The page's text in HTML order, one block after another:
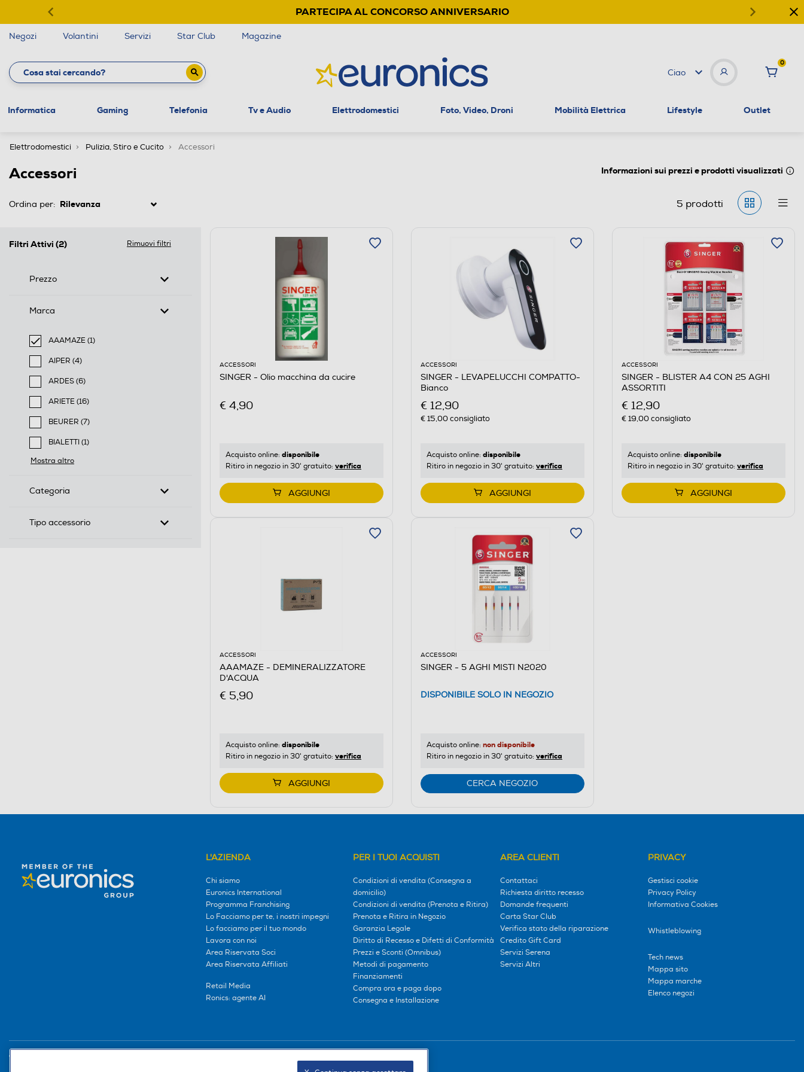
PARTECIPA AL CONCORSO ANNIVERSARIO
Negozi Volantini Servizi Star Club Magazine
Ciao
0
Informatica Gaming Telefonia Tv e Audio Elettrodomestici Foto, Video, Droni Mobilità Elettrica Lifestyle Outlet
Elettrodomestici Pulizia, Stiro e Cucito Accessori
Accessori Informazioni sui prezzi e prodotti visualizzati
Ordina per: 5 prodotti
Filtri Attivi (2) Rimuovi filtri
Prezzo
Marca
AAAMAZE (1)
selected Filtro applicato per Marca: AAAMAZE
AIPER (4)
Filtra per Marca: AIPER
ARDES (6)
Filtra per Marca: ARDES
ARIETE (16)
Filtra per Marca: ARIETE
BEURER (7)
Filtra per Marca: BEURER
BIALETTI (1)
Filtra per Marca: BIALETTI
Mostra altro
Categoria
Tipo accessorio
ACCESSORI
SINGER - Olio macchina da cucire
€ 4,90
Acquisto online: disponibile
Ritiro in negozio in 30' gratuito: verifica
AGGIUNGI
ACCESSORI
SINGER - LEVAPELUCCHI COMPATTO-
Bianco
€ 12,90
€ 15,00consigliato
Acquisto online: disponibile
Ritiro in negozio in 30' gratuito: verifica
AGGIUNGI
ACCESSORI
SINGER - BLISTER A4 CON 25 AGHI
ASSORTITI
€ 12,90
€ 19,00consigliato
Acquisto online: disponibile
Ritiro in negozio in 30' gratuito: verifica
AGGIUNGI
ACCESSORI
AAAMAZE - DEMINERALIZZATORE
D'ACQUA
€ 5,90
Acquisto online: disponibile
Ritiro in negozio in 30' gratuito: verifica
AGGIUNGI
ACCESSORI
SINGER - 5 AGHI MISTI N2020
DISPONIBILE SOLO IN NEGOZIO
Acquisto online: non disponibile
Ritiro in negozio in 30' gratuito: verifica
CERCA NEGOZIO
L'AZIENDA
Chi siamo
Euronics International
Programma Franchising
Lo Facciamo per te, i nostri impegni
Lo facciamo per il tuo mondo
Lavora con noi
Area Riservata Soci
Area Riservata Affiliati
Retail Media
Ronics: agente AI
PER I TUOI ACQUISTI
Condizioni di vendita (Consegna a
domicilio)
Condizioni di vendita (Prenota e Ritira)
Prenota e Ritira in Negozio
Garanzia Legale
Diritto di Recesso e Difetti di Conformità
Prezzi e Sconti (Omnibus)
Metodi di pagamento
Finanziamenti
Compra ora e paga dopo
Consegna e Installazione
AREA CLIENTI
Contattaci
Richiesta diritto recesso
Domande frequenti
Carta Star Club
Verifica stato della riparazione
Credito Gift Card
Servizi Serena
Servizi Altri
PRIVACY
Gestisci cookie
Privacy Policy
Informativa Cookies
Whistleblowing
Tech news
Mappa sito
Mappa marche
Elenco negozi
Trova negozio Seguici sui social